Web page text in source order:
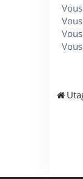
Vous
Vous
Vous
Vous